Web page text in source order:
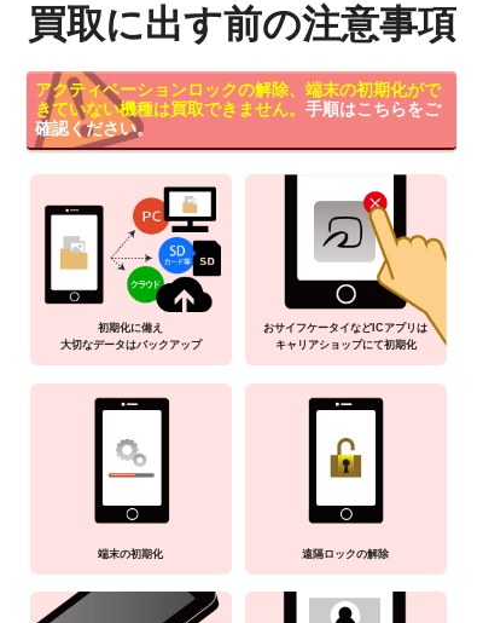
買取に出す前の注意事項
アクティベーションロックの解除、端末の初期化がで
きていない機種は買取できません。 手順はこちらをご
確認ください。
初期化に備え
大切なデータはバックアップ
おサイフケータイなどICアプリは
キャリアショップにて初期化
端末の初期化 遠隔ロックの解除